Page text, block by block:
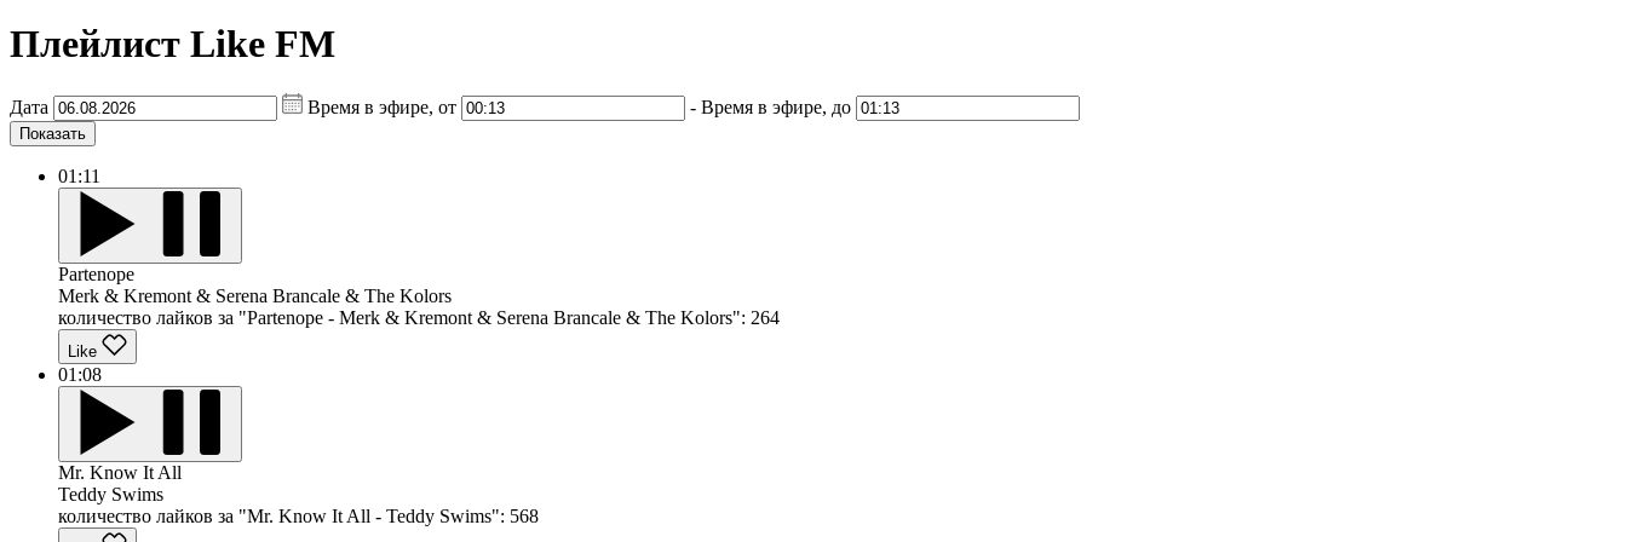
Плейлист Like FM
Дата Время в эфире, от - Время в эфире, до
Показать
01:11
Partenope
Merk & Kremont & Serena Brancale & The Kolors
количество лайков за "Partenope - Merk & Kremont & Serena Brancale & The Kolors": 264
Like
01:08
Mr. Know It All
Teddy Swims
количество лайков за "Mr. Know It All - Teddy Swims": 568